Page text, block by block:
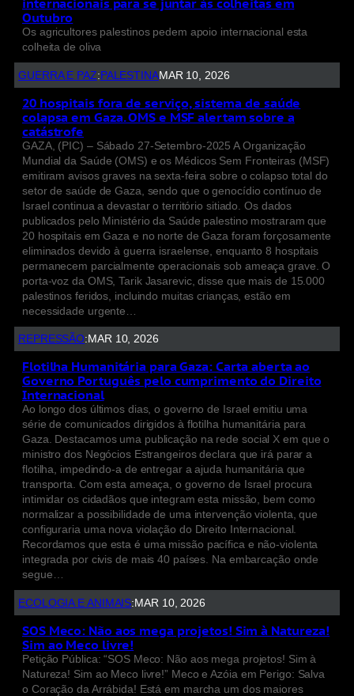
internacionais para se juntar às colheitas em
Outubro
Os agricultores palestinos pedem apoio internacional esta
colheita de oliva
GUERRA E PAZ:PALESTINAMAR 10, 2026
20 hospitais fora de serviço, sistema de saúde
colapsa em Gaza. OMS e MSF alertam sobre a
catástrofe
GAZA, (PIC) – Sábado 27-Setembro-2025 A Organização
Mundial da Saúde (OMS) e os Médicos Sem Fronteiras (MSF)
emitiram avisos graves na sexta-feira sobre o colapso total do
setor de saúde de Gaza, sendo que o genocídio contínuo de
Israel continua a devastar o território sitiado. Os dados
publicados pelo Ministério da Saúde palestino mostraram que
20 hospitais em Gaza e no norte de Gaza foram forçosamente
eliminados devido à guerra israelense, enquanto 8 hospitais
permanecem parcialmente operacionais sob ameaça grave. O
porta-voz da OMS, Tarik Jasarevic, disse que mais de 15.000
palestinos feridos, incluindo muitas crianças, estão em
necessidade urgente…
REPRESSÃO: MAR 10, 2026
Flotilha Humanitária para Gaza: Carta aberta ao
Governo Português pelo cumprimento do Direito
Internacional
Ao longo dos últimos dias, o governo de Israel emitiu uma
série de comunicados dirigidos à flotilha humanitária para
Gaza. Destacamos uma publicação na rede social X em que o
ministro dos Negócios Estrangeiros declara que irá parar a
flotilha, impedindo-a de entregar a ajuda humanitária que
transporta. Com esta ameaça, o governo de Israel procura
intimidar os cidadãos que integram esta missão, bem como
normalizar a possibilidade de uma intervenção violenta, que
configuraria uma nova violação do Direito Internacional.
Recordamos que esta é uma missão pacífica e não-violenta
integrada por civis de mais 40 países. Na embarcação onde
segue…
ECOLOGIA E ANIMAIS:MAR 10, 2026
SOS Meco: Não aos mega projetos! Sim à Natureza!
Sim ao Meco livre!
Petição Pública: “SOS Meco: Não aos mega projetos! Sim à
Natureza! Sim ao Meco livre!” Meco e Azóia em Perigo: Salva
o Coração da Arrábida! Está em marcha um dos maiores